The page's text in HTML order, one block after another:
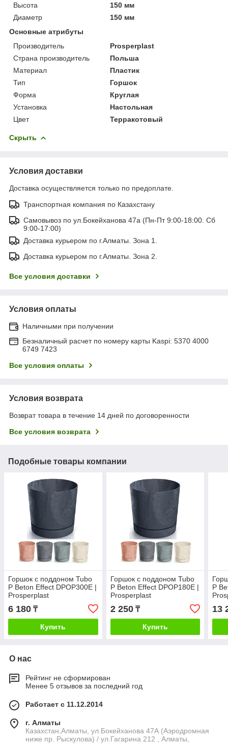
Высота
150 мм
Диаметр
150 мм
Основные атрибуты
Производитель
Prosperplast
Страна производитель
Польша
Материал
Пластик
Тип
Горшок
Форма
Круглая
Установка
Настольная
Цвет
Терракотовый
Скрыть
Условия доставки
Доставка осуществляется только по предоплате.
Транспортная компания по Казахстану
Самовывоз по ул.Бокейханова 47а (Пн-Пт 9:00-18:00. Сб
9:00-17:00)
Доставка курьером по г.Алматы. Зона 1.
Доставка курьером по г.Алматы. Зона 2.
Все условия доставки
Условия оплаты
Наличными при получении
Безналичный расчет по номеру карты Kaspi: 5370 4000
6749 7423
Все условия оплаты
Условия возврата
Возврат товара в течение 14 дней по договоренности
Все условия возврата
Подобные товары компании
Горшок с поддоном Tubo
P Beton Effect DPOP300E |
Prosperplast
6 180 ₸
Купить
Горшок с поддоном Tubo
P Beton Effect DPOP180E |
Prosperplast
2 250₸
Купить
P
13
О нас
Рейтинг не сформирован
Менее 5 отзывов за последний год
Работает с 11.12.2014
г. Алматы
Казахстан,Алматы, ул.Бокейханова 47А (Аэродромная
ниже пр. Рыскулова) / ул.Гагарина 212 , Алматы,